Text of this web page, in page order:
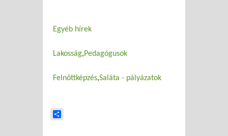
Egyéb hírek
Lakosság Pedagógusok
Felnőttképzés Saláta - pályázatok